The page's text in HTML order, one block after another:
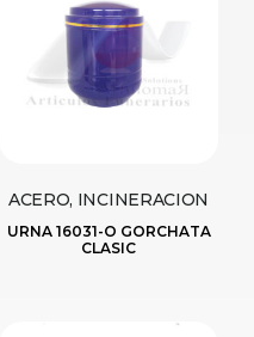
ACERO, INCINERACION
URNA 16031-O GORCHATA
CLASIC